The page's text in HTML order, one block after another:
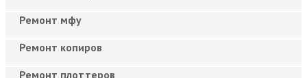
Ремонт мфу
Ремонт копиров
Ремонт плоттеров